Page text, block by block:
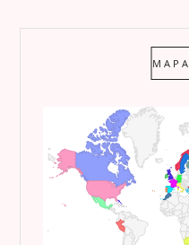
MAPA